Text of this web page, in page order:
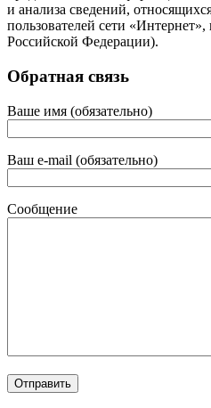
и анализа сведений,
пользователей сети
Российской Федерации).
Обратная связь
Ваше имя (обязательно)
Ваш e-mail (обязательно)
Сообщение